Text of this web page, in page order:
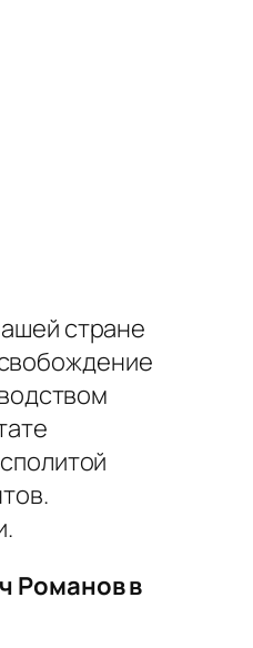
стране
Романов в